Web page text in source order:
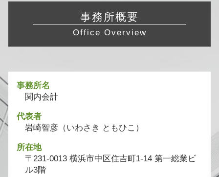
事務所概要
Office Overview
事務所名
関内会計
代表者
岩崎智彦（いわさき ともひこ）
所在地
〒231-0013 横浜市中区住吉町1-14 第一総業ビ
ル3階